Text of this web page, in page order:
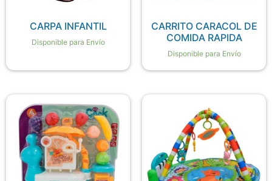
CARPA INFANTIL
Disponible para Envío
CARRITO CARACOL DE
COMIDA RAPIDA
Disponible para Envío